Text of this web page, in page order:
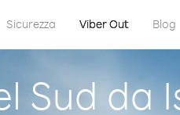
Sicurezza Viber Out Blog
Sud da